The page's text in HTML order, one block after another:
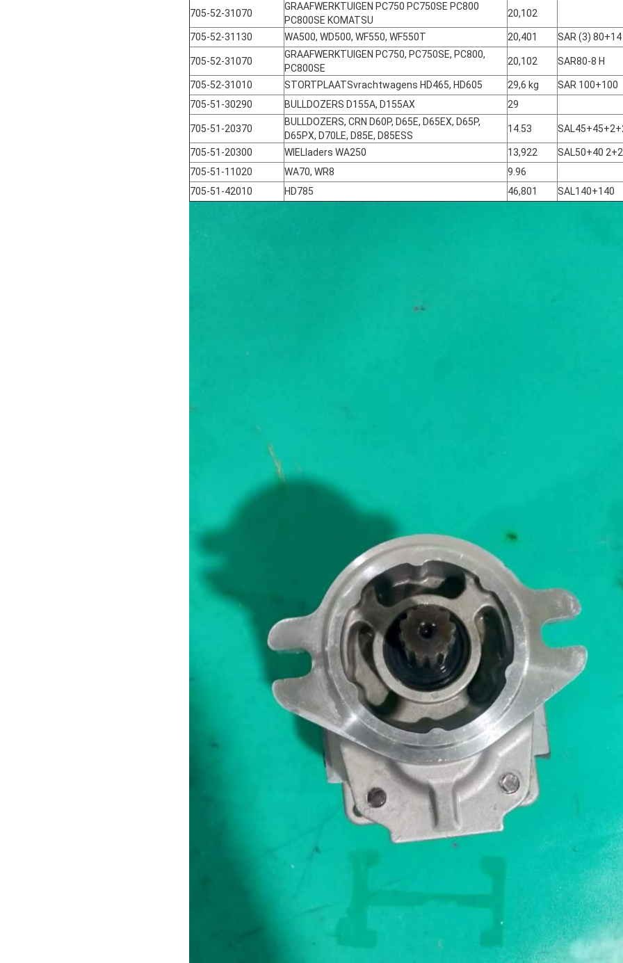
705-52-31070
GRAAFWERKTUIGEN PC750 PC750SE PC800
PC800SE KOMATSU
20,102
705-52-31130 WA500, WD500, WF550, WF550T 20,401 SAR (3) 80+14
705-52-31070
GRAAFWERKTUIGEN PC750, PC750SE, PC800,
PC800SE
20,102 SAR80-8 H
705-52-31010 STORTPLAATSvrachtwagens HD465, HD605 29,6 kg
SAR 100+100
705-51-30290
BULLDOZERS D155A, D155AX 29
705-51-20370
BULLDOZERS, CRN D60P, D65E, D65EX, D65P,
D65PX, D70LE, D85E, D85ESS
14.53
705-51-20300 WIELladers WA250 13,922
SAL50+40 2+2
705-51-11020
WA70, WR8
9.96
705-51-42010
HD785 46,801 SAL140+140